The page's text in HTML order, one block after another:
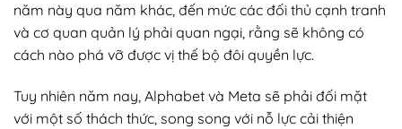
năm này qua năm khác, đến mức các đối thủ cạnh tranh
và cơ quan quản lý phải quan ngại, rằng sẽ không có
cách nào phá vỡ được vị thế bộ đôi quyền lực.
Tuy nhiên năm nay, Alphabet và Meta sẽ phải đối mặt
với một số thách thức, song song với nỗ lực cải thiện